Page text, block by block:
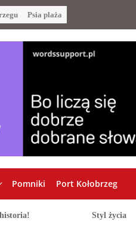
Psia plaża
Pomniki Port Kołobrzeg
Styl życia